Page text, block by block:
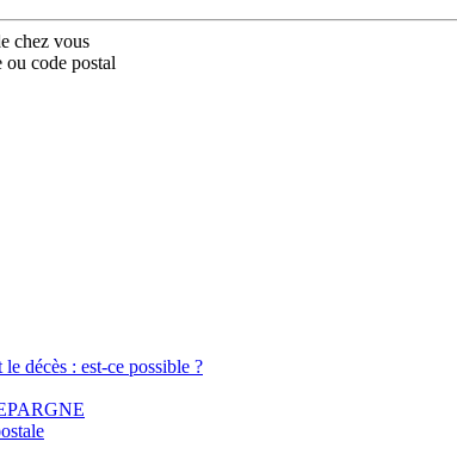
chez vous
ou code postal
décès : est-ce possible ?